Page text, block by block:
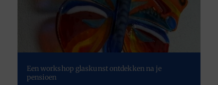
Een workshop glaskunst ontdekken na je
pensioen